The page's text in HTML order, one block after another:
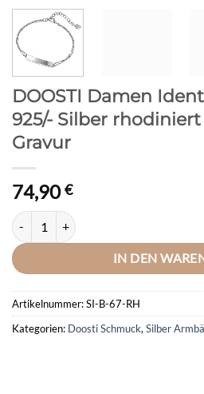
DOOSTI Damen
925/- Silber
Gravur
74,90€
DOOSTI Damen Ident - Armband
IN DEN
Artikelnummer:SI-B-67-RH
Kategorien: Doosti Schmuck, Silber